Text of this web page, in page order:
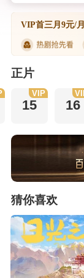
VIP首三月9元/月
正片
15
VIP
16
猜你喜欢